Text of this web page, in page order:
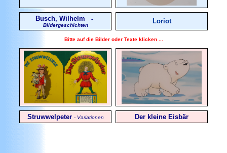
Busch, Wilhelm
-
Bildergeschichten
Loriot
Bitte auf die Bilder oder Texte klicken ...
Struwwelpeter - Variationen Der kleine Eisbär